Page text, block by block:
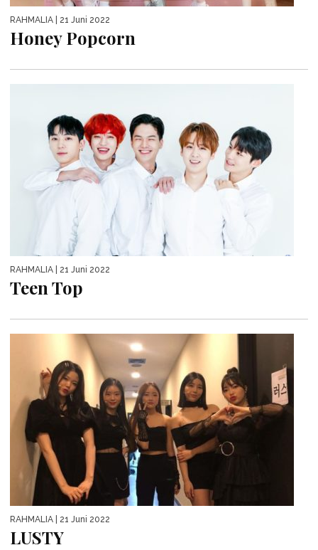
RAHMALIA | 21 Juni 2022
Honey Popcorn
RAHMALIA | 21 Juni 2022
Teen Top
RAHMALIA | 21 Juni 2022
LUSTY